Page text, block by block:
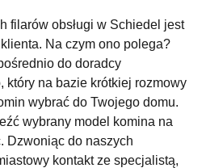
filarów obsługi w Schiedel jest
Na czym ono polega?
do doradcy
który na bazie krótkiej rozmowy
wybrać do Twojego domu.
wybrany model komina na
Dzwoniąc do naszych
kontakt ze specjalistą,